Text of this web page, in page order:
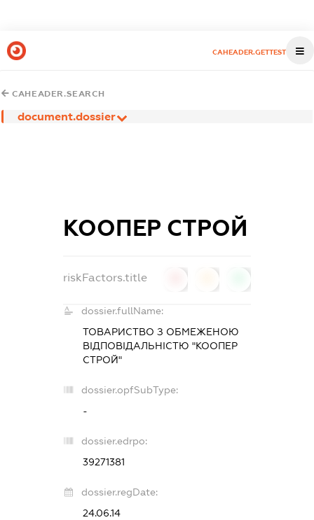
CAHEADER.GETTEST
CAHEADER.SEARCH
document.dossier
КООПЕР СТРОЙ
riskFactors.title
dossier.fullName:
ТОВАРИСТВО З ОБМЕЖЕНОЮ
ВІДПОВІДАЛЬНІСТЮ "КООПЕР
СТРОЙ"
dossier.opfSubType:
-
dossier.edrpo:
39271381
dossier.regDate:
24.06.14